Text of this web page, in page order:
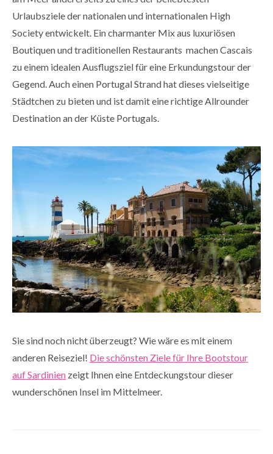
Urlaubsziele der nationalen und internationalen High
Society entwickelt. Ein charmanter Mix aus luxuriösen
Boutiquen und traditionellen Restaurants machen Cascais
zu einem idealen Ausflugsziel für eine Erkundungstour der
Gegend. Auch einen Portugal Strand hat dieses vielseitige
Städtchen zu bieten und ist damit eine richtige Allrounder
Destination an der Küste Portugals.
Sie sind noch nicht überzeugt? Wie wäre es mit einem
anderen Reiseziel! Die schönsten Ziele für Ihre Bootstour
auf Sardinien zeigt Ihnen eine Entdeckungstour dieser
wunderschönen Insel im Mittelmeer.